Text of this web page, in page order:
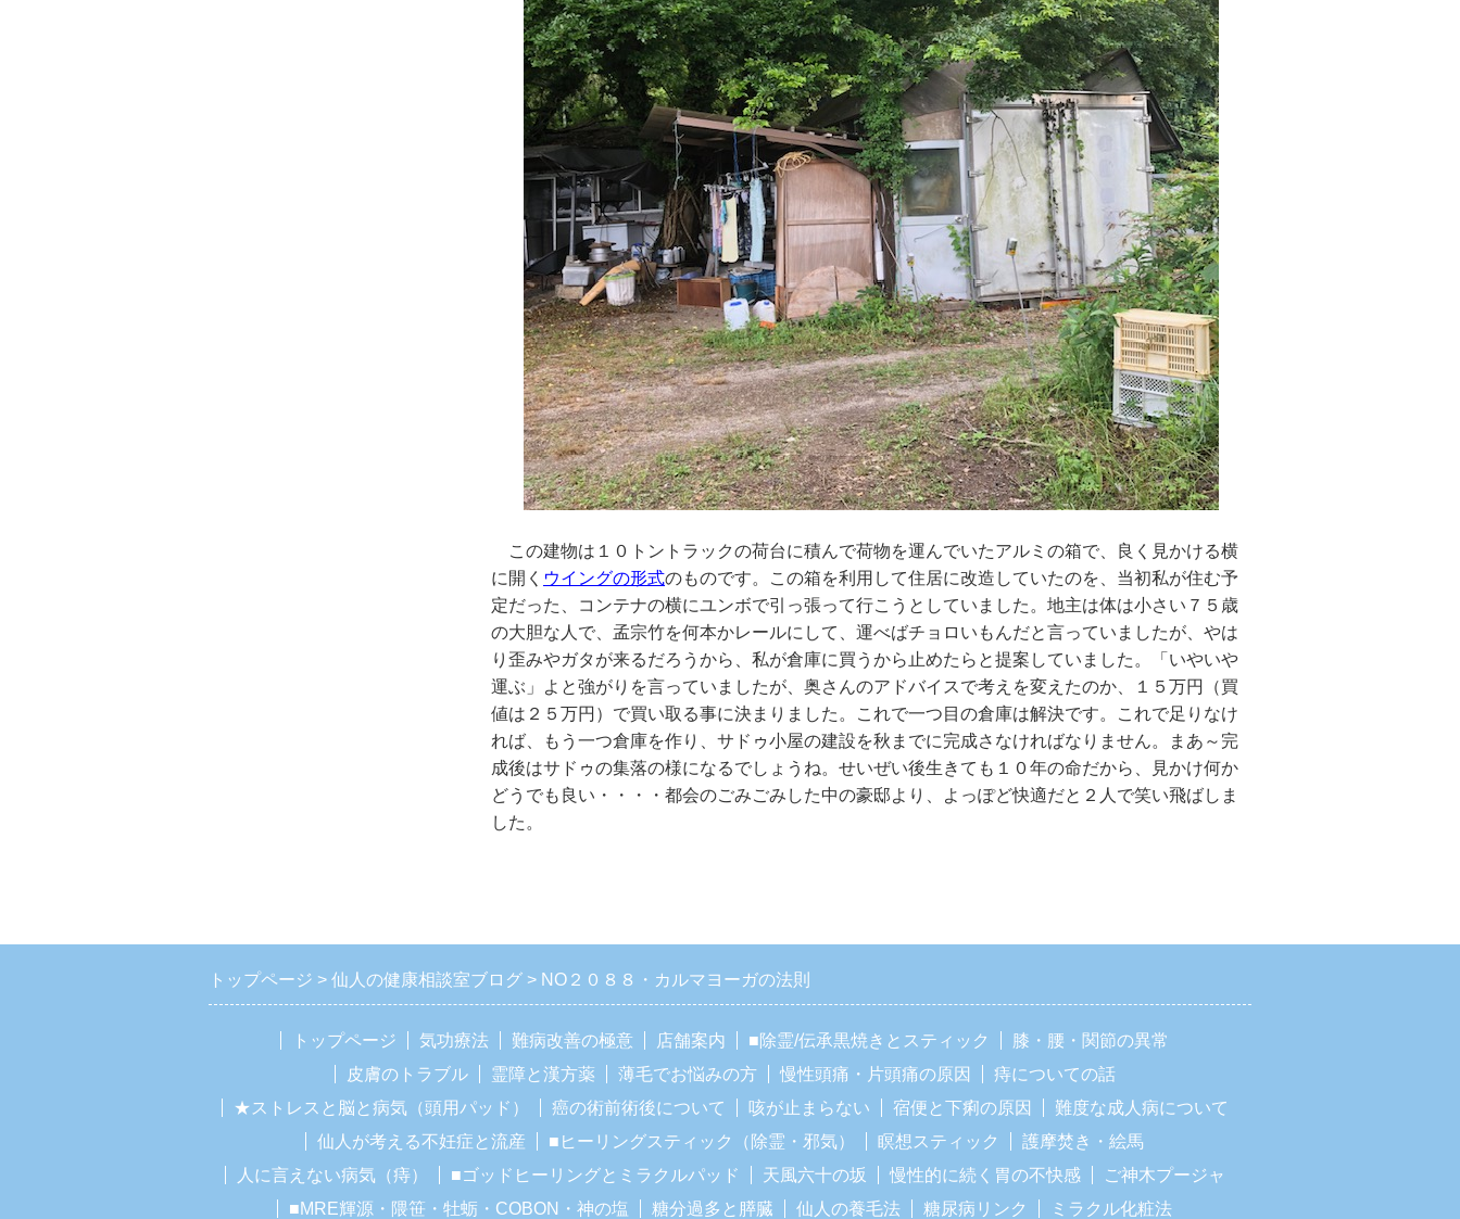
この建物は１０トントラックの荷台に積んで荷物を運んでいたアルミの箱で、良く見かける横
に開く ウイングの形式のものです。この箱を利用して住居に改造していたのを、当初私が住む予
定だった、コンテナの横にユンボで引っ張って行こうとしていました。地主は体は小さい７５歳
の大胆な人で、孟宗竹を何本かレールにして、運べばチョロいもんだと言っていましたが、やは
り歪みやガタが来るだろうから、私が倉庫に買うから止めたらと提案していました。「いやいや
運ぶ」よと強がりを言っていましたが、奥さんのアドバイスで考えを変えたのか、１５万円（買
値は２５万円）で買い取る事に決まりました。これで一つ目の倉庫は解決です。これで足りなけ
れば、もう一つ倉庫を作り、サドゥ小屋の建設を秋までに完成さなければなりません。まあ～完
成後はサドゥの集落の様になるでしょうね。せいぜい後生きても１０年の命だから、見かけ何か
どうでも良い・・・・都会のごみごみした中の豪邸より、よっぽど快適だと２人で笑い飛ばしま
した。
トップページ 仙人の健康相談室ブログ NO２０８８・カルマヨーガの法則
トップページ 気功療法 難病改善の極意 店舗案内 ■除霊/伝承黒焼きとスティック
膝・腰・関節の異常
皮膚のトラブル
霊障と漢方薬 薄毛でお悩みの方 慢性頭痛・片頭痛の原因
痔についての話
★ストレスと脳と病気（頭用パッド）
癌の術前術後について 咳が止まらない 宿便と下痢の原因
難度な成人病について
仙人が考える不妊症と流産
■ヒーリングスティック（除霊・邪気） 瞑想スティック
護摩焚き・絵馬
人に言えない病気（痔）
■ゴッドヒーリングとミラクルパッド 天風六十の坂 慢性的に続く胃の不快感
ご神木プージャ
■MRE輝源・隈笹・牡蛎・COBON・神の塩
糖分過多と膵臓 仙人の養毛法 糖尿病リンク
ミラクル化粧法